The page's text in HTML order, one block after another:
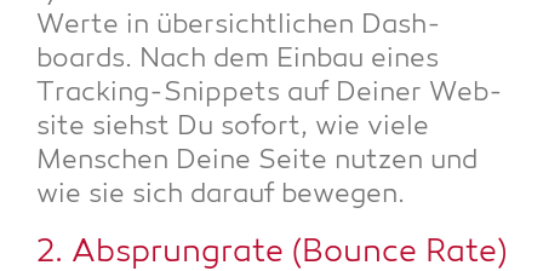
Wer­te in über­sicht­li­chen Dash­
boards. Nach dem Ein­bau eines
Track­ing-Snip­pets auf Dei­ner Web­
site siehst Du sofort, wie vie­le
Men­schen Dei­ne Sei­te nut­zen und
wie sie sich dar­auf bewegen.
2. Absprungra­te (Boun­ce Rate)